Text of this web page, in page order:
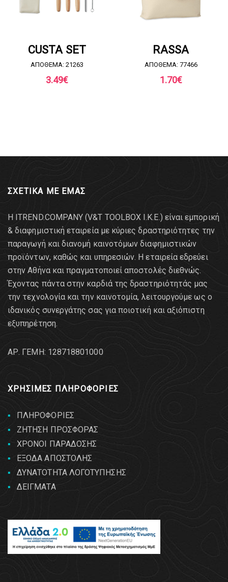
CUSTA SET
ΑΠΟΘΕΜΑ: 21263
3.49€
RASSA
ΑΠΟΘΕΜΑ: 77466
1.70€
ΣΧΕΤΙΚΑ ΜΕ ΕΜΑΣ
Η ITREND.COMPANY (V&T TOOLBOX Ι.Κ.Ε.) είναι εμπορική
& διαφημιστική εταιρεία με κύριες δραστηριότητες την
παραγωγή και διανομή καινοτόμων διαφημιστικών
προϊόντων, καθώς και υπηρεσιών. Η εταιρεία εδρεύει
στην Αθήνα και πραγματοποιεί αποστολές διεθνώς.
Έχοντας πάντα στην καρδιά της δραστηριότητάς μας
την τεχνολογία και την καινοτομία, λειτουργούμε ως ο
ιδανικός συνεργάτης σας για ποιοτική και αξιόπιστη
εξυπηρέτηση.
AΡ. ΓΕΜΗ: 128718801000
ΧΡΗΣΙΜΕΣ ΠΛΗΡΟΦΟΡΙΕΣ
ΠΛΗΡΟΦΟΡΙΕΣ
ΖΗΤΗΣΗ ΠΡΟΣΦΟΡΑΣ
ΧΡΟΝΟΙ ΠΑΡΑΔΟΣΗΣ
ΕΞΟΔΑ ΑΠΟΣΤΟΛΗΣ
ΔΥΝΑΤΟΤΗΤΑ ΛΟΓΟΤΥΠΗΣΗΣ
ΔΕΙΓΜΑΤΑ